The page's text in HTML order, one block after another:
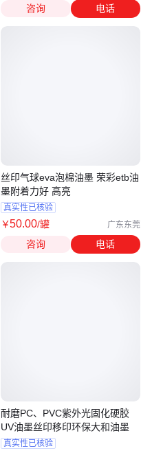
咨询 电话
丝印气球eva泡棉油墨 荣彩etb油
墨附着力好 高亮
真实性已核验
￥50.00/罐 广东东莞
咨询 电话
耐磨PC、PVC紫外光固化硬胶
UV油墨丝印移印环保大和油墨
真实性已核验